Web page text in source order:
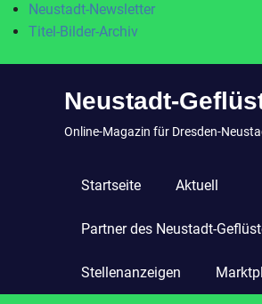
Neustadt-Newsletter
Titel-Bilder-Archiv
Neustadt-
Online-Magazin für Dresden-
Startseite Aktuell
Partner des Neustadt-
Stellenanzeigen